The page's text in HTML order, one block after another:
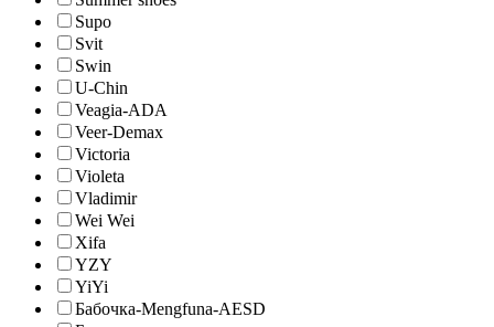
Supo
Svit
Swin
U-Chin
Veagia-ADA
Veer-Demax
Victoria
Violeta
Vladimir
Wei Wei
Xifa
YZY
YiYi
Бабочка-Mengfuna-AESD